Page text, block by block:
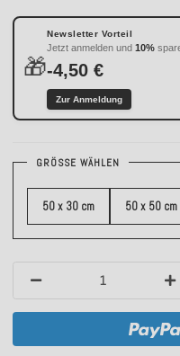
🎁
Newsletter Vorteil
Jetzt anmelden und 10%
-4,50 €
Zur Anmeldung
GRÖSSE WÄHLEN
50 x 30 cm 50 x 50 cm